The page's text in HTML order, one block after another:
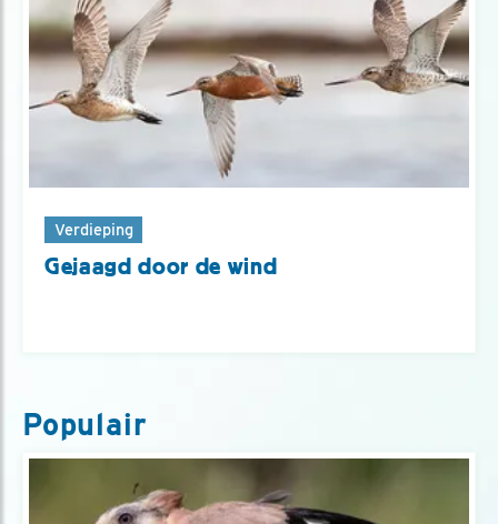
Verdieping
Gejaagd door de wind
Populair